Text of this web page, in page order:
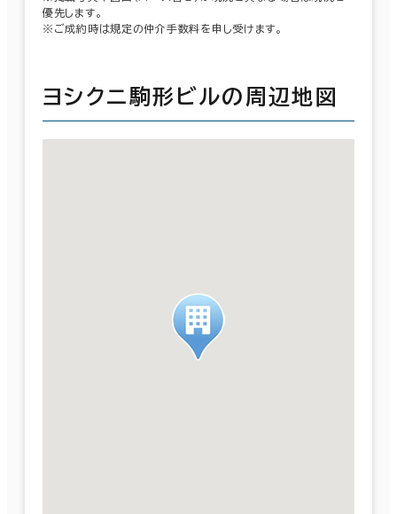
優先します。
※ご成約時は規定の仲介手数料を申し受けます。
ヨシクニ駒形ビルの周辺地図